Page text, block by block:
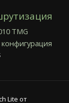
TMG
конфигурация
Lite от